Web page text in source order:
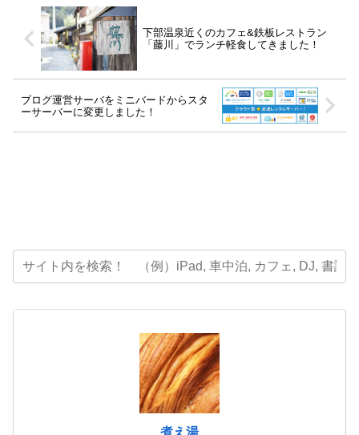
下部温泉近くのカフェ&鉄板レストラン
「藤川」でランチ軽食してきました！
ブログ運営サーバをミニバードからスタ
ーサーバーに変更しました！